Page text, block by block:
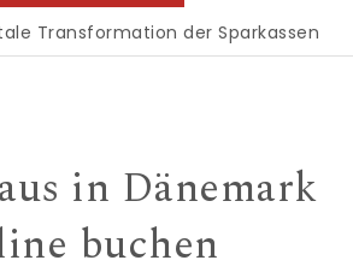
Transformation der Sparkassen |
in Dänemark
buchen